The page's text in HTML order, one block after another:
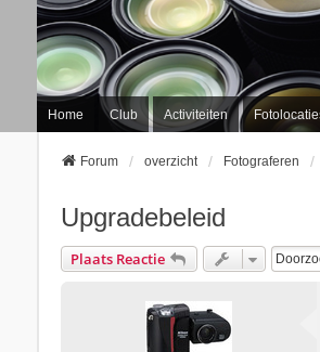
Home Club Activiteiten
Forum overzicht Fotograferen
Upgradebeleid
Plaats Reactie